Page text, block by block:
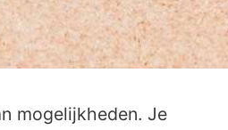
mogelijkheden. Je